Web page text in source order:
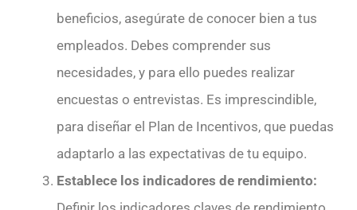
beneficios, asegúrate de conocer bien a tus
empleados. Debes comprender sus
necesidades, y para ello puedes realizar
encuestas o entrevistas. Es imprescindible,
para diseñar el Plan de Incentivos, que puedas
adaptarlo a las expectativas de tu equipo.
Establece los indicadores de rendimiento: